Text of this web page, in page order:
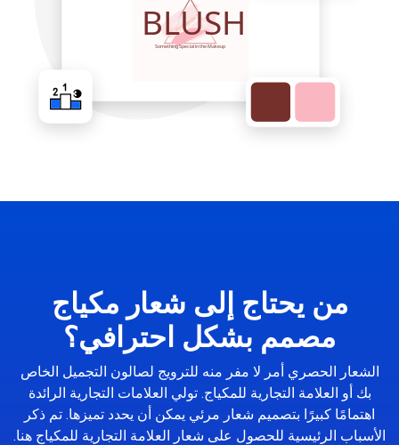
من يحتاج إلى شعار مكياج
مصمم بشكل احترافي؟
الشعار الحصري أمر لا مفر منه للترويج لصالون التجميل الخاص
بك أو العلامة التجارية للمكياج. تولي العلامات التجارية الرائدة
اهتمامًا كبيرًا بتصميم شعار مرئي يمكن أن يحدد تميزها. تم ذكر
الأسباب الرئيسية للحصول على شعار العلامة التجارية للمكياج هنا.